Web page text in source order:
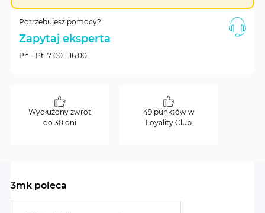
Potrzebujesz pomocy?
Zapytaj eksperta
Pn - Pt. 7:00 - 16:00
Wydłużony zwrot
do 30 dni
49 punktów w
Loyality Club
3mk poleca